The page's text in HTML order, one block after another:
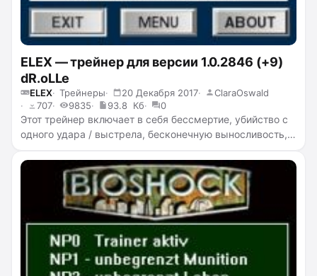
ELEX — трейнер для версии 1.0.2846 (+9)
dR.oLLe
ELEX Трейнеры 20 Декабря 2017
ClaraOswald
707
9835 93.8 Кб 0
Этот трейнер включает в себя бессмертие, убийство с
одного удара / выстрела, бесконечную выносливость,
пака, бесконечные очки обучения и очки
характеристик, бесконечный элексит, заморозку маны.